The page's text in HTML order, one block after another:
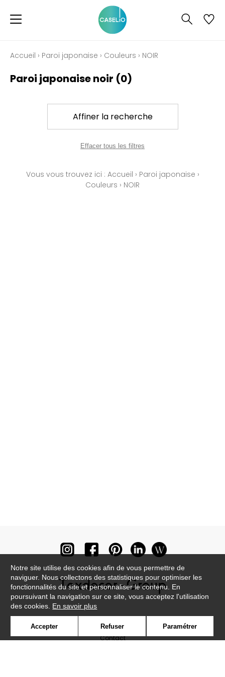
Accueil › Paroi japonaise › Couleurs › NOIR
Paroi japonaise noir (0)
Affiner la recherche
Effacer tous les filtres
Vous vous trouvez ici : Accueil › Paroi japonaise ›
Couleurs › NOIR
Contact
Notre site utilise des cookies afin de vous permettre de
naviguer. Nous collectons des statistiques pour optimiser les
fonctionnalités du site et personnaliser le contenu. En
poursuivant la navigation sur ce site, vous acceptez l'utilisation
des cookies. En savoir plus
Accepter Refuser Paramétrer